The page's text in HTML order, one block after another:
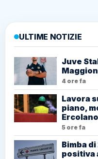
ULTIME NOTIZIE
Juve
4 ore fa
Lavora
piano,
Ercolano
5 ore fa
Bimba
positiva